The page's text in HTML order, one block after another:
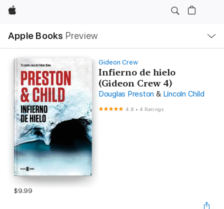
Apple
Apple Books Preview
Nav
Open
Menu
Gideon Crew
Infierno de hielo
(Gideon Crew 4)
Douglas Preston & Lincoln Child
4.8 •4 Ratings
$9.99